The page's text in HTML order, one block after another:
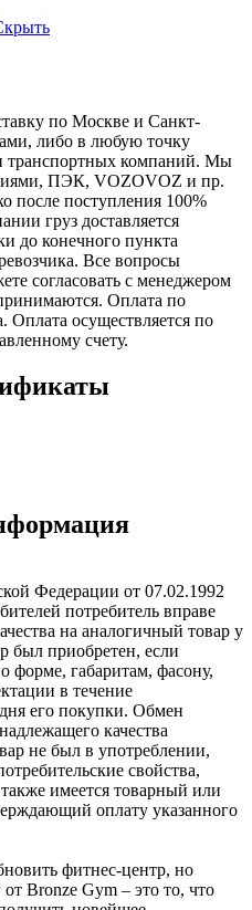
по Москве и Санкт-
либо в любую точку
транспортных компаний. Мы
ПЭК, VOZOVOZ и пр.
после поступления 100%
груз доставляется
до конечного пункта
Все вопросы
согласовать с менеджером
Оплата по
Оплата осуществляется по
счету.
Федерации от 07.02.1992
потребитель вправе
на аналогичный товар у
был приобретен, если
форме, габаритам, фасону,
в течение
его покупки. Обмен
качества
не был в употреблении,
свойства,
имеется товарный или
оплату указанного
фитнес-центр, но
Bronze Gym – это то, что